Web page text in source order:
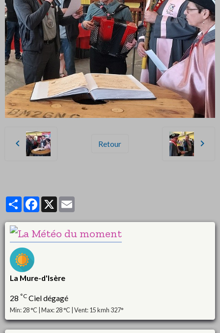
Retour
PartagerFacebook
X
La Mure-d'Isère
28 °C Ciel dégagé
Min: 28 °C | Max: 28 °C | Vent: 15 kmh 327°